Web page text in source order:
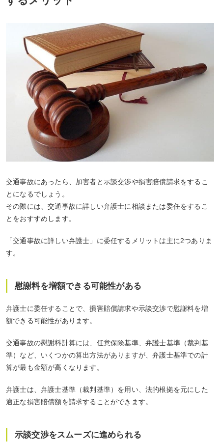
交通事故にあったら、加害者と示談交渉や損害賠償請求をするこ
とになるでしょう。
その際には、交通事故に詳しい弁護士に相談または委任をするこ
とをおすすめします。
「交通事故に詳しい弁護士」に委任するメリットは主に2つありま
す。
慰謝料を増額できる可能性がある
弁護士に委任することで、損害賠償請求や示談交渉で慰謝料を増
額できる可能性があります。
交通事故の慰謝料計算には、任意保険基準、弁護士基準（裁判基
準）など、いくつかの算出方法がありますが、弁護士基準での計
算が最も金額が高くなります。
弁護士は、弁護士基準（裁判基準）を用い、法的根拠を元にした
適正な損害賠償額を請求することができます。
示談交渉をスムーズに進められる